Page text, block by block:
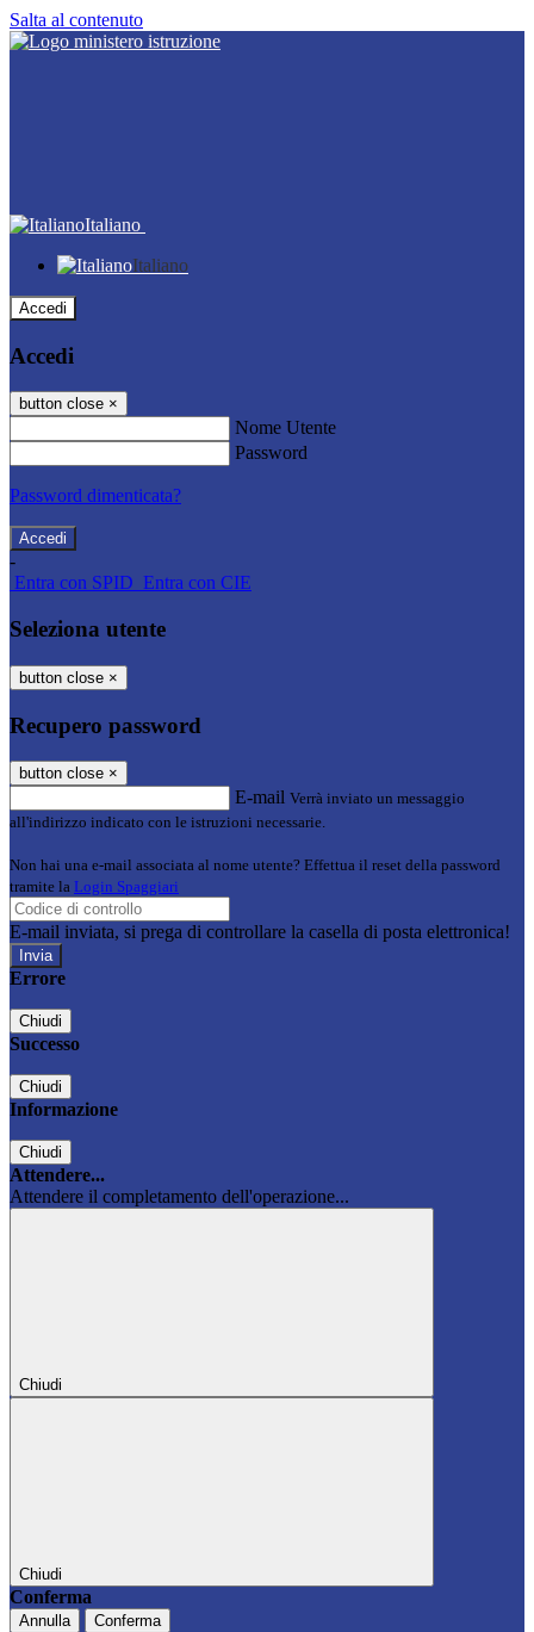
Salta al contenuto
Italiano
Italiano
Accedi
Accedi
button close ×
Nome Utente
Password
Password dimenticata?
-
Entra con SPID Entra con CIE
Seleziona utente
button close ×
Recupero password
button close ×
E-mail Verrà inviato un messaggio
all'indirizzo indicato con le istruzioni necessarie.
Non hai una e-mail associata al nome utente? Effettua il reset della password
tramite la Login Spaggiari
E-mail inviata, si prega di controllare la casella di posta elettronica!
Errore
Chiudi
Successo
Chiudi
Informazione
Chiudi
Attendere...
Attendere il completamento dell'operazione...
Chiudi
Chiudi
Conferma
Annulla Conferma